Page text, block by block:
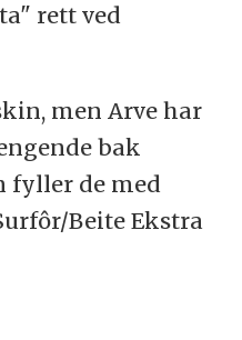
rett ved
men Arve har
bak
fyller de med
Beite Ekstra